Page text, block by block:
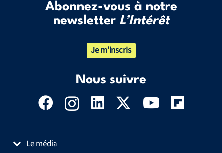
Abonnez-vous à notre
newsletter L’Intérêt
Je m’inscris
Nous suivre
Le média